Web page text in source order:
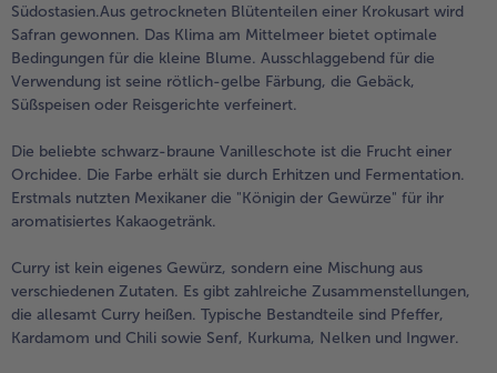
Südostasien.Aus getrockneten Blütenteilen einer Krokusart wird
Safran gewonnen. Das Klima am Mittelmeer bietet optimale
Bedingungen für die kleine Blume. Ausschlaggebend für die
Verwendung ist seine rötlich-gelbe Färbung, die Gebäck,
Süßspeisen oder Reisgerichte verfeinert.
Die beliebte schwarz-braune Vanilleschote ist die Frucht einer
Orchidee. Die Farbe erhält sie durch Erhitzen und Fermentation.
Erstmals nutzten Mexikaner die "Königin der Gewürze" für ihr
aromatisiertes Kakaogetränk.
Curry ist kein eigenes Gewürz, sondern eine Mischung aus
verschiedenen Zutaten. Es gibt zahlreiche Zusammenstellungen,
die allesamt Curry heißen. Typische Bestandteile sind Pfeffer,
Kardamom und Chili sowie Senf, Kurkuma, Nelken und Ingwer.